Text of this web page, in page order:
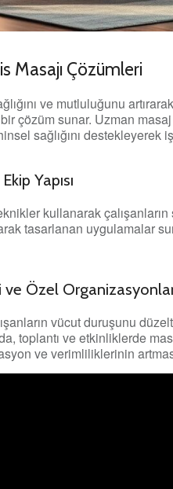
Masajı Çözümleri
ve mutluluğunu
çözüm sunar. Uzman
sağlığını destekleyerek iş
Yapısı
kullanarak
tasarlanan uygulamalar
ve Özel
vücut duruşunu
toplantı ve etkinliklerde
ve verimliliklerinin